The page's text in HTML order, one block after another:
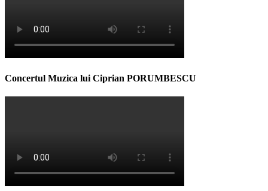
Concertul Muzica lui Ciprian PORUMBESCU